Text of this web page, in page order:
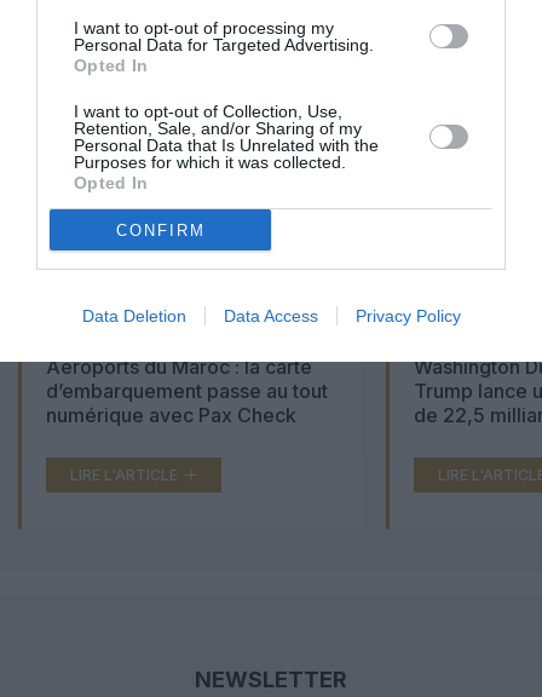
I want to opt-out of processing my
Personal Data for Targeted Advertising.
Opted In
I want to opt-out of Collection, Use,
Retention, Sale, and/or Sharing of my
Personal Data that Is Unrelated with the
Purposes for which it was collected.
Opted In
CONFIRM
Data Deletion Data Access Privacy Policy
ARTICLES LES PLUS
01/
Aéroports du Maroc : la carte
d’embarquement passe au tout
numérique avec Pax Check
LIRE L'ARTICLE
Washington
Trump lance
de 22,5
LIRE
NEWSLETTER